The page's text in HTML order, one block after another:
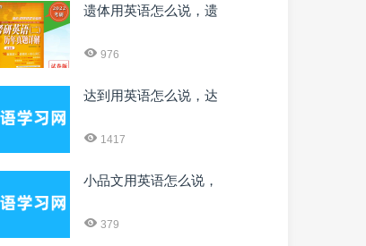
遗体用英语怎么说，遗
976
达到用英语怎么说，达
1417
小品文用英语怎么说，
379